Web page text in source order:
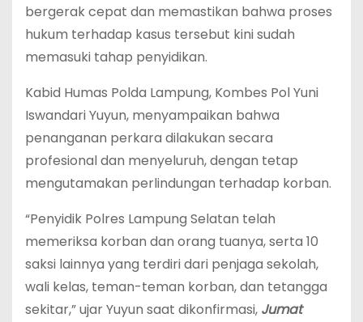
bergerak cepat dan memastikan bahwa proses
hukum terhadap kasus tersebut kini sudah
memasuki tahap penyidikan.
Kabid Humas Polda Lampung, Kombes Pol Yuni
Iswandari Yuyun, menyampaikan bahwa
penanganan perkara dilakukan secara
profesional dan menyeluruh, dengan tetap
mengutamakan perlindungan terhadap korban.
“Penyidik Polres Lampung Selatan telah
memeriksa korban dan orang tuanya, serta 10
saksi lainnya yang terdiri dari penjaga sekolah,
wali kelas, teman-teman korban, dan tetangga
sekitar,” ujar Yuyun saat dikonfirmasi, Jumat